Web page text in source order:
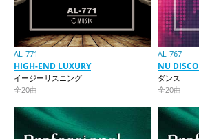
AL-771
HIGH-END LUXURY
イージーリスニング
全20曲
AL-767
NU DISCO
ダンス
全20曲